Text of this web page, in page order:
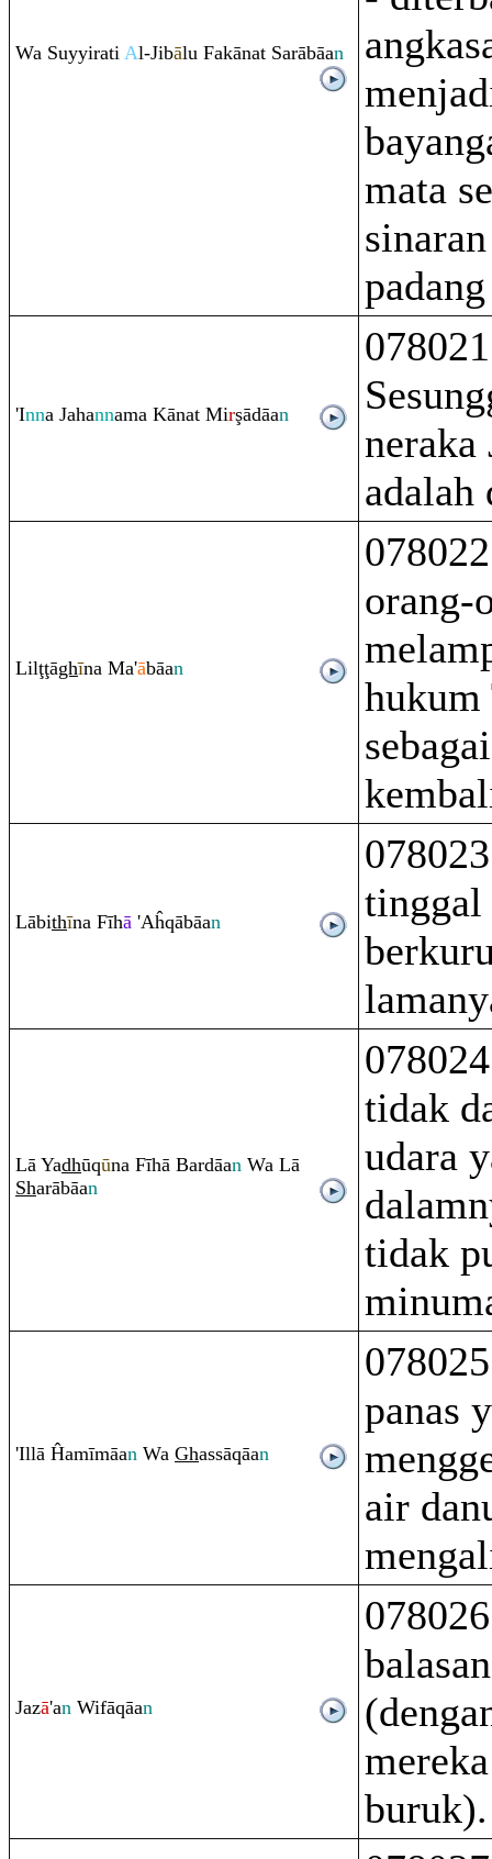
Wa Suyyirati Al-Jibālu Fakānat Sarābāan
mata
'Inna Jahannama Kānat Mirşādāan
078021
neraka
adalah
Lilţţāghīna Ma'ābāan
orang-
hukum
Lābithīna Fīhā 'Aĥqābāan
tinggal
Lā Yadhūqūna Fīhā Bardāan Wa Lā
Sharābāan
tidak
udara
tidak
'Illā Ĥamīmāan Wa Ghassāqāan
panas
air
Jazā'an Wifāqāan
buruk).